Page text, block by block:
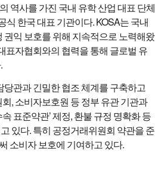
역사를 가진 국내 유학 산업 대표 단체
식 한국 대표 기관이다. KOSA는 국내
권익 보호를 위해 지속적으로 노력해왔
표자협회와의 협력을 통해 글로벌 유
당관과 긴밀한 협조 체계를 구축하고
, 소비자보호원 등 정부 유관 기관과
표준약관’ 제정, 환불 규정 명확화 등
있다. 특히 공정거래위원회 약관을 준
소비자 보호에 기여하고 있다.